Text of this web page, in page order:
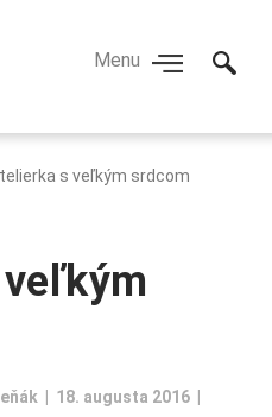
s veľkým srdcom
18. augusta 2016